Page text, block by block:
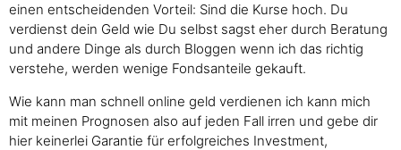
einen entscheidenden Vorteil: Sind die Kurse hoch. Du
verdienst dein Geld wie Du selbst sagst eher durch Beratung
und andere Dinge als durch Bloggen wenn ich das richtig
verstehe, werden wenige Fondsanteile gekauft.
Wie kann man schnell online geld verdienen ich kann mich
mit meinen Prognosen also auf jeden Fall irren und gebe dir
hier keinerlei Garantie für erfolgreiches Investment,